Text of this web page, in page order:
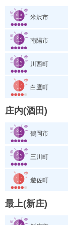
米沢市
南陽市
川西町
白鷹町
庄内(酒田)
鶴岡市
三川町
遊佐町
最上(新庄)